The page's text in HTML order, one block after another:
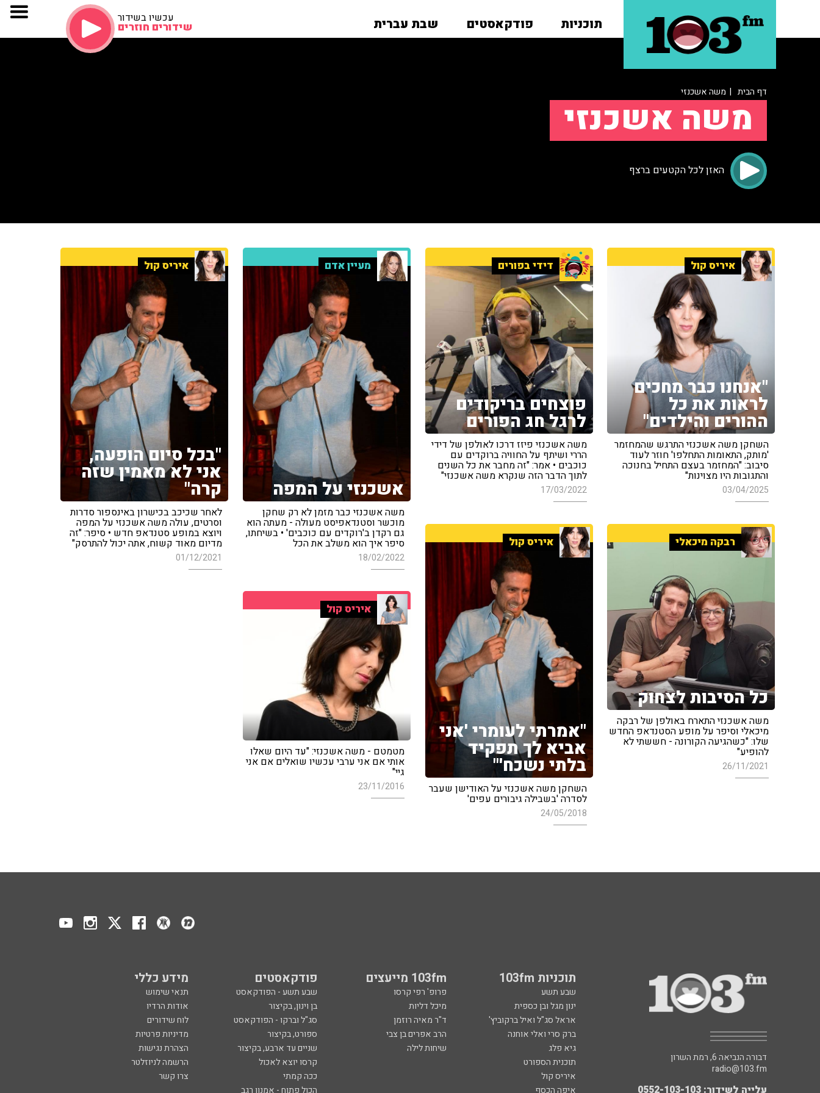
תוכניות פודקאסטים שבת עברית עכשיו בשידור
שידורים חוזרים
דף הבית | משה אשכנזי
משה אשכנזי
האזן לכל הקטעים ברצף
איריס קול
"אנחנו כבר מחכים
לראות את כל
ההורים והילדים"
השחקן משה אשכנזי התרגש שהמחזמר
'מותק, התאומות התחלפו' חוזר לעוד
סיבוב: "המחזמר בעצם התחיל בחנוכה
והתגובות היו מצוינות"
03/04/2025
דידי בפורים
פוצחים בריקודים
לרגל חג הפורים
משה אשכנזי פיזז דרכו לאולפן של דידי
הררי ושיתף על החוויה ברוקדים עם
כוכבים • אמר: "זה מחבר את כל השנים
לתוך הדבר הזה שנקרא משה אשכנזי"
17/03/2022
מעיין אדם
אשכנזי על המפה
משה אשכנזי כבר מזמן לא רק שחקן
מוכשר וסטנדאפיסט מעולה - מעתה הוא
גם רקדן ב'רוקדים עם כוכבים' • בשיחתו,
סיפר איך הוא משלב את הכל
18/02/2022
איריס קול
"בכל סיום הופעה,
אני לא מאמין שזה
קרה"
לאחר שכיכב בכישרון באינספור סדרות
וסרטים, עולה משה אשכנזי על המפה
ויוצא במופע סטנדאפ חדש • סיפר: "זה
מדיום מאוד קשוח, אתה יכול להתרסק"
01/12/2021
רבקה מיכאלי
כל הסיבות לצחוק
משה אשכנזי התארח באולפן של רבקה
מיכאלי וסיפר על מופע הסטנדאפ החדש
שלו: "כשהגיעה הקורונה - חששתי לא
להופיע"
26/11/2021
איריס קול
"אמרתי לעומרי 'אני
אביא לך תפקיד
בלתי נשכח'"
השחקן משה אשכנזי על האודישן שעבר
לסדרה 'בשבילה גיבורים עפים'
24/05/2018
איריס קול
מטמטם - משה אשכנזי: "עד היום שאלו
אותי אם אני ערבי עכשיו שואלים אם אני
גיי"
23/11/2016
תוכניות 103fm 103fm מייעצים פודקאסטים מידע כללי
שבע תשע פרופ' רפי קרסו שבע תשע - הפודקאסט
תנאי שימוש
ינון מגל ובן כספית
מיכל דליות בן וינון, בקיצור
אודות הרדיו
אראל סג"ל ואיל ברקוביץ'
ד"ר מאיה רוזמן סג"ל וברקו - הפודקאסט
לוח שידורים
ברק סרי ואלי אוחנה
הרב אפרים בן צבי ספורט, בקיצור
מדיניות פרטיות
גיא פלג
שיחות לילה שניים עד ארבע, בקיצור
הצהרת נגישות
תוכנית הספורט
קרסו יוצא לאכול
הרשמה לניוזלטר
איריס קול
ככה קמתי
צרו קשר
איפה הכסף
הכול פתוח - אמנון רגב
דבורה הנביאה 6, רמת השרון
radio@103.fm